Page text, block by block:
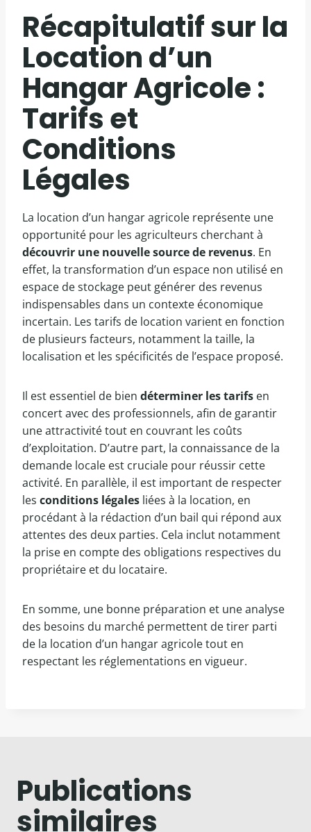
Récapitulatif sur la
Location d’un
Hangar Agricole :
Tarifs et
Conditions
Légales
La location d’un hangar agricole représente une
opportunité pour les agriculteurs cherchant à
découvrir une nouvelle source de revenus. En
effet, la transformation d’un espace non utilisé en
espace de stockage peut générer des revenus
indispensables dans un contexte économique
incertain. Les tarifs de location varient en fonction
de plusieurs facteurs, notamment la taille, la
localisation et les spécificités de l’espace proposé.
Il est essentiel de bien déterminer les tarifs en
concert avec des professionnels, afin de garantir
une attractivité tout en couvrant les coûts
d’exploitation. D’autre part, la connaissance de la
demande locale est cruciale pour réussir cette
activité. En parallèle, il est important de respecter
les conditions légales liées à la location, en
procédant à la rédaction d’un bail qui répond aux
attentes des deux parties. Cela inclut notamment
la prise en compte des obligations respectives du
propriétaire et du locataire.
En somme, une bonne préparation et une analyse
des besoins du marché permettent de tirer parti
de la location d’un hangar agricole tout en
respectant les réglementations en vigueur.
Publications
similaires